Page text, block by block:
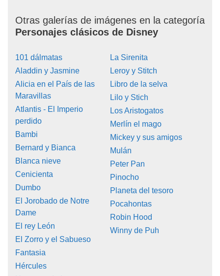
Otras galerías de imágenes en la categoría
Personajes clásicos de Disney
101 dálmatas
Aladdin y Jasmine
Alicia en el País de las
Maravillas
Atlantis - El Imperio
perdido
Bambi
Bernard y Bianca
Blanca nieve
Cenicienta
Dumbo
El Jorobado de Notre
Dame
El rey León
El Zorro y el Sabueso
Fantasia
Hércules
La Sirenita
Leroy y Stitch
Libro de la selva
Lilo y Stich
Los Aristogatos
Merlín el mago
Mickey y sus amigos
Mulán
Peter Pan
Pinocho
Planeta del tesoro
Pocahontas
Robin Hood
Winny de Puh